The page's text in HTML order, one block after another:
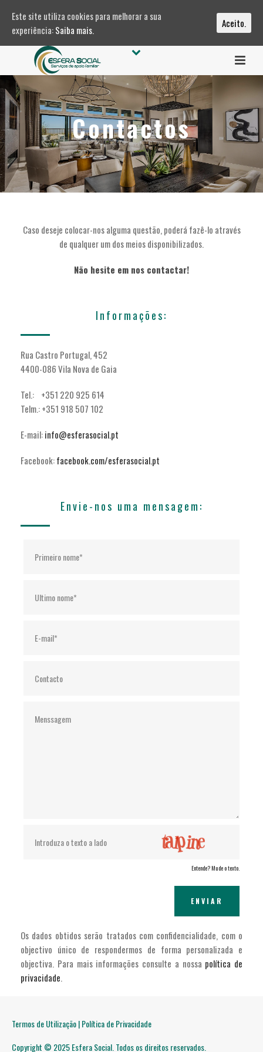
Contactos
Caso deseje colocar-nos alguma questão, poderá fazê-lo através
de qualquer um dos meios disponibilizados.
Não hesite em nos contactar!
Informações:
Rua Castro Portugal, 452
4400-086 Vila Nova de Gaia
Tel.: +351 220 925 614
Telm.: +351 918 507 102
E-mail:info@esferasocial.pt
Facebook:facebook.com/esferasocial.pt
Envie-nos uma mensagem:
Entende? Mude o texto.
ENVIAR
Os dados obtidos serão tratados com confidencialidade, com o
objectivo único de respondermos de forma personalizada e
objectiva. Para mais informações consulte a nossa política de
privacidade.
Termos de Utilização | Política de Privacidade
Copyright © 2025 Esfera Social. Todos os direitos reservados.
Este site utiliza cookies para melhorar a sua
experiência:Saiba mais.
Aceito.